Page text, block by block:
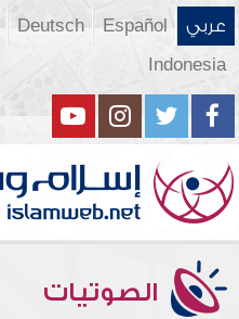
عربي Español
Deutsch
Indonesia
الصوتيات